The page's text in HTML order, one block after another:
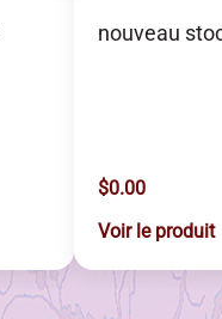
nouveau
$0.00
Voir le produit